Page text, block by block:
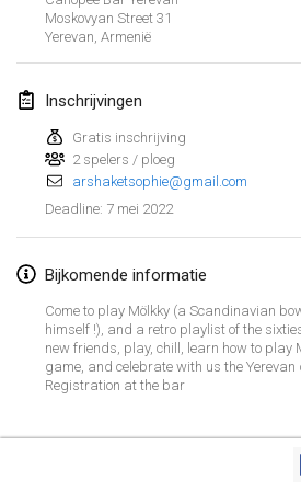
Weergave
Moskovyan Street 31
Yerevan Armenië
Inschrijvingen
Gratis inschrijving
2 spelers / ploeg
arshaketsophie@gmail.com
Deadline: 7 mei 2022
Bijkomende informatie
Come to play Mölkky (a Scandinavian
himself !), and a retro playlist of the
new friends, play, chill, learn how to play
game, and celebrate with us the Yerevan
Registration at the bar
februari 2022
MS v MÖLKPARKURU
4 feb. 2022|Tsjechië
TangoMölkky
5 feb. 2022|Finland
Kohti Kisoja
Yamagata Tournament
13 feb. 2022 |Japan